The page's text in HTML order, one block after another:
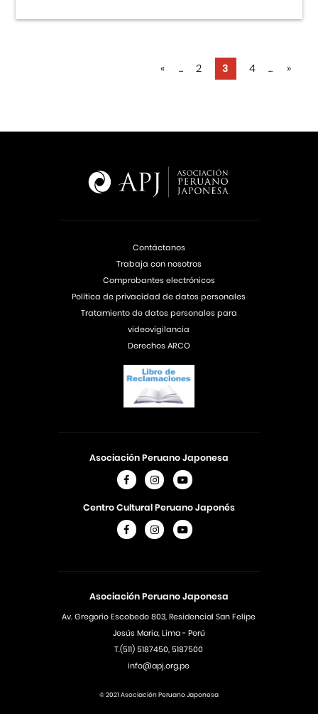
« ... 2 3 4 ... »
Asociación Peruano Japonesa
Av. Gregorio Escobedo 803, Residencial San Felipe
Jesús Maria, Lima - Perú
T.(511) 5187450, 5187500
info@apj.org.pe
Asociación Peruano Japonesa
Centro Cultural Peruano Japonés
Contáctanos
Trabaja con nosotros
Comprobantes electrónicos
Política de privacidad de datos personales
Tratamiento de datos personales para
videovigilancia
Derechos ARCO
© 2021 Asociación Peruano Japonesa